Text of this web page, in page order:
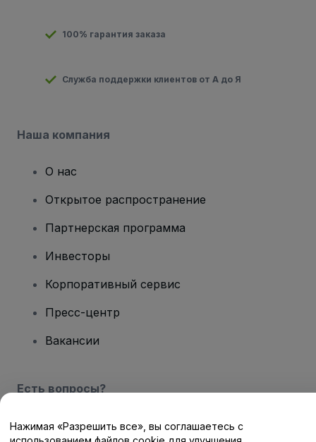
100% гарантия заказа
Служба поддержки клиентов от А до Я
Наша компания
О нас
Открытое распространение
Партнерская программа
Инвесторы
Корпоративный сервис
Пресс-центр
Вакансии
Есть вопросы?
Центр помощи / Свяжитесь с нами
Нажимая «Разрешить все», вы соглашаетесь с